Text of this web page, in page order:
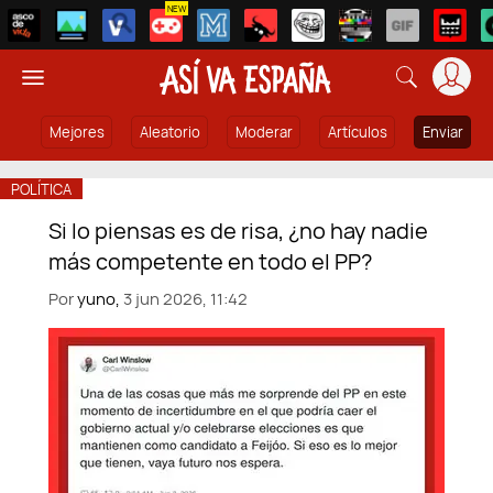
NEW
Mejores Aleatorio Moderar Artículos Enviar
POLÍTICA
Si lo piensas es de risa, ¿no hay nadie
más competente en todo el PP?
Poryuno, 3 jun 2026, 11:42